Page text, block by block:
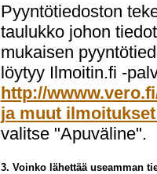
Pyyntötiedoston
taulukko johon
mukaisen
löytyy Ilmoitin.fi -
http://
ja muut
valitse "Apuväline".
3. Voinko lähettää useamman